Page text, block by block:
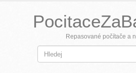
Repasované počítače a